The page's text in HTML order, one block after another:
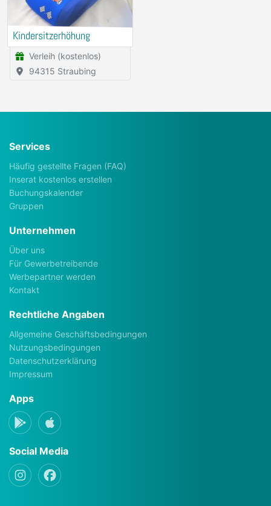
Kindersitzerhöhung
Verleih (kostenlos)
94315 Straubing
Services
Häufig gestellte Fragen (FAQ)
Inserat kostenlos erstellen
Buchungskalender
Gruppen
Unternehmen
Über uns
Für Gewerbetreibende
Werbepartner werden
Kontakt
Rechtliche Angaben
Allgemeine Geschäftsbedingungen
Nutzungsbedingungen
Datenschutzerklärung
Impressum
Apps
Social Media